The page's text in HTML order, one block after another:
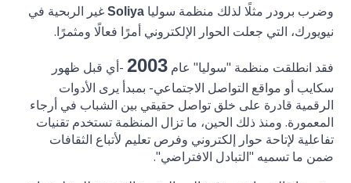
وضرب برودر مثلًا لذلك منظمة سوليا Soliyaغير الربحية في
نيويورك، التي جعلت الحوار الإلكتروني أمرًا فعالًا ومثمرًا.
فقد انطلقت منظمة "سوليا" عام 2003-أي قبل ظهور
سكايب أو مواقع التواصل الاجتماعي- بمبدأ يرى الأدوات
الرقمية قادرة على خلق تواصل حقيقي بين الشباب في أرجاء
المعمورة. ومنذ ذلك الحين، ما تزال المنظمة تستخدم تقنيات
تفاعلية لإتاحة حوار إلكتروني وفرص تعليم لأتباع الثقافات
ضمن ما تسميه "التبادل الافتراضي".